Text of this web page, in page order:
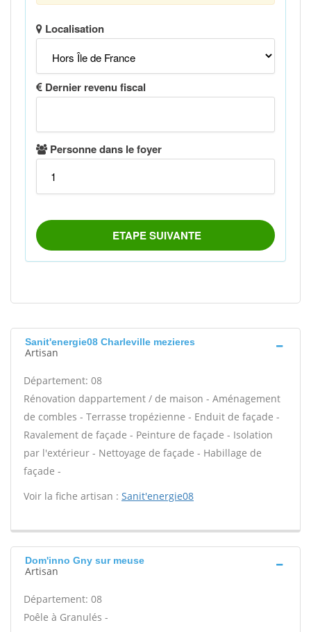
Sanit'energie08 Charleville mezieres
Artisan
Département: 08
Rénovation dappartement / de maison - Aménagement
de combles - Terrasse tropézienne - Enduit de façade -
Ravalement de façade - Peinture de façade - Isolation
par l'extérieur - Nettoyage de façade - Habillage de
façade -
Voir la fiche artisan : Sanit'energie08
Dom'inno Gny sur meuse
Artisan
Département: 08
Poêle à Granulés -